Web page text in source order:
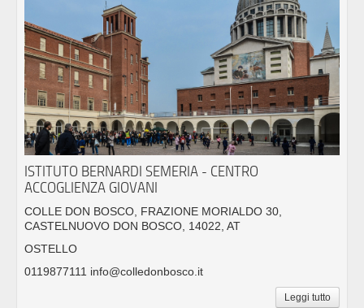
ISTITUTO BERNARDI SEMERIA - CENTRO
ACCOGLIENZA GIOVANI
COLLE DON BOSCO, FRAZIONE MORIALDO 30,
CASTELNUOVO DON BOSCO, 14022, AT
OSTELLO
0119877111 info@colledonbosco.it
Leggi tutto